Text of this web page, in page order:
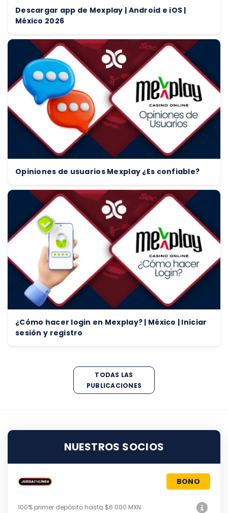
Descargar app de Mexplay | Android e iOS |
México 2026
Opiniones de usuarios Mexplay ¿Es confiable?
¿Cómo hacer login en Mexplay? | México | Iniciar
sesión y registro
TODAS LAS
PUBLICACIONES
NUESTROS SOCIOS
BONO
100% primer depósito hasta $6.000 MXN